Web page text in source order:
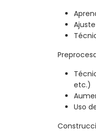
etc.)
Uso